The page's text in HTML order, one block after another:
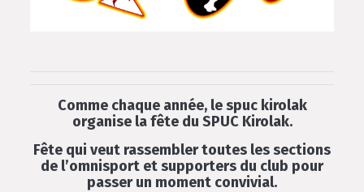
Comme chaque année, le spuc kirolak
organise la fête du SPUC Kirolak.
Fête qui veut rassembler toutes les sections
de l’omnisport et supporters du club pour
passer un moment convivial.